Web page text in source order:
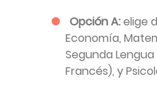
Opción A:elige
Economía,
Segunda
Francés), y